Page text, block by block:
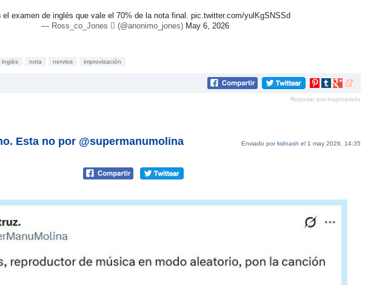
el examen de inglés que vale el 70% de la nota final. pic.twitter.com/yulKgSNSSd
— Ross_co_Jones  (@anonimo_jones) May 6, 2026
inglés nota nervios improvisación
Compartir
Pinterest
Compartir
tumblr
Compartir
Google+
Reportar por inapropiado
Enviado porkidnash el 1 may 2026, 14:35
Esta no por @supermanumolina